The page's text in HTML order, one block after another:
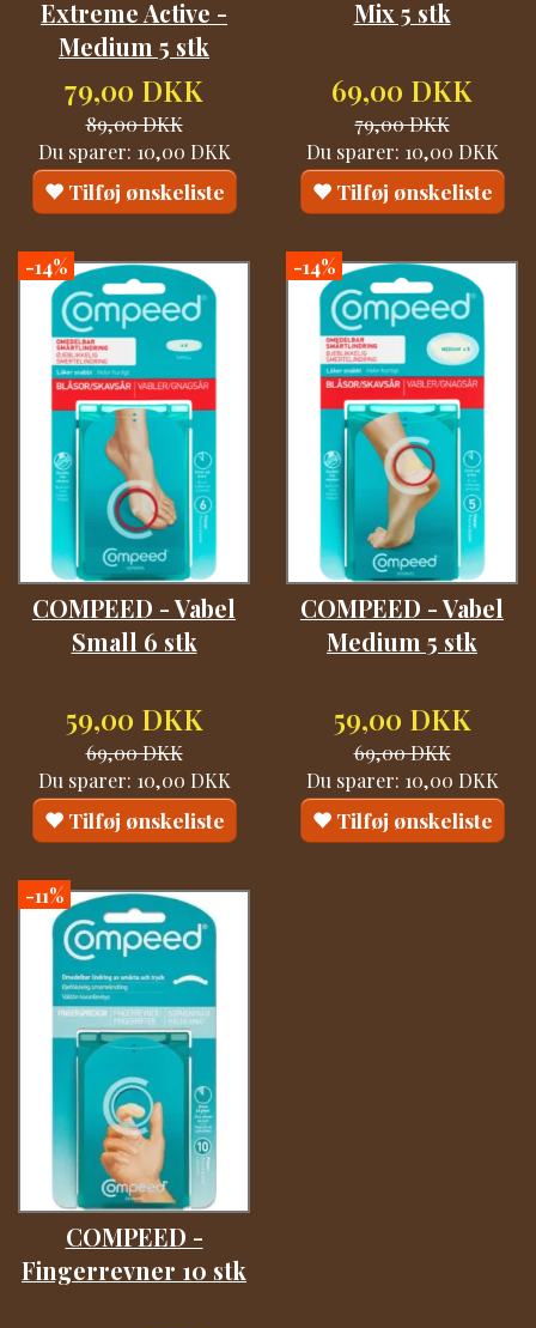
Extreme Active -
Medium 5 stk
79,00 DKK
89,00 DKK
Du sparer: 10,00 DKK
Tilføj ønskeliste
Mix 5 stk
69,00 DKK
79,00 DKK
Du sparer: 10,00 DKK
Tilføj ønskeliste
-14%
COMPEED - Vabel
Small 6 stk
59,00 DKK
69,00 DKK
Du sparer: 10,00 DKK
Tilføj ønskeliste
-14%
COMPEED - Vabel
Medium 5 stk
59,00 DKK
69,00 DKK
Du sparer: 10,00 DKK
Tilføj ønskeliste
-11%
COMPEED -
Fingerrevner 10 stk